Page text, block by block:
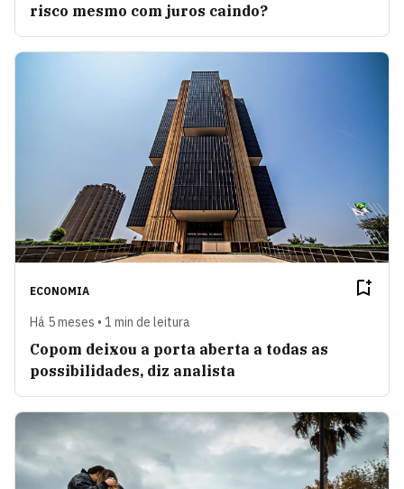
risco mesmo com juros caindo?
ECONOMIA
Há 5 meses • 1 min de leitura
Copom deixou a porta aberta a todas as
possibilidades, diz analista